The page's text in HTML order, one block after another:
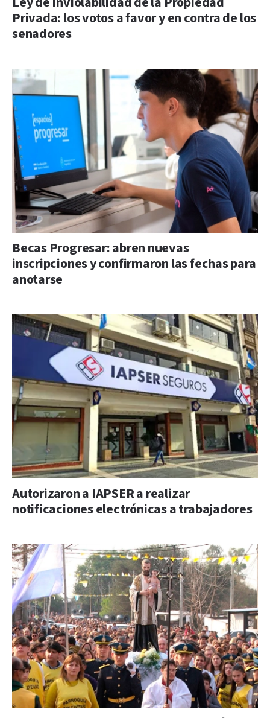
Privada: los votos a favor y en contra de los
senadores
Becas Progresar: abren nuevas
inscripciones y confirmaron las fechas para
anotarse
Autorizaron a IAPSER a realizar
notificaciones electrónicas a trabajadores